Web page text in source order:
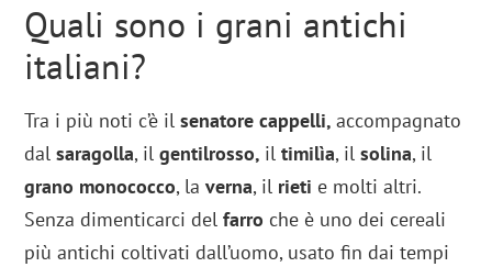
Quali sono i grani antichi
italiani?
Tra i più noti c’è il senatore cappelli,accompagnato
dalsaragolla, ilgentilrosso, iltimilìa, ilsolina, il
grano monococco, laverna, il rieti e molti altri.
Senza dimenticarci delfarro che è uno dei cereali
più antichi coltivati dall’uomo, usato fin dai tempi